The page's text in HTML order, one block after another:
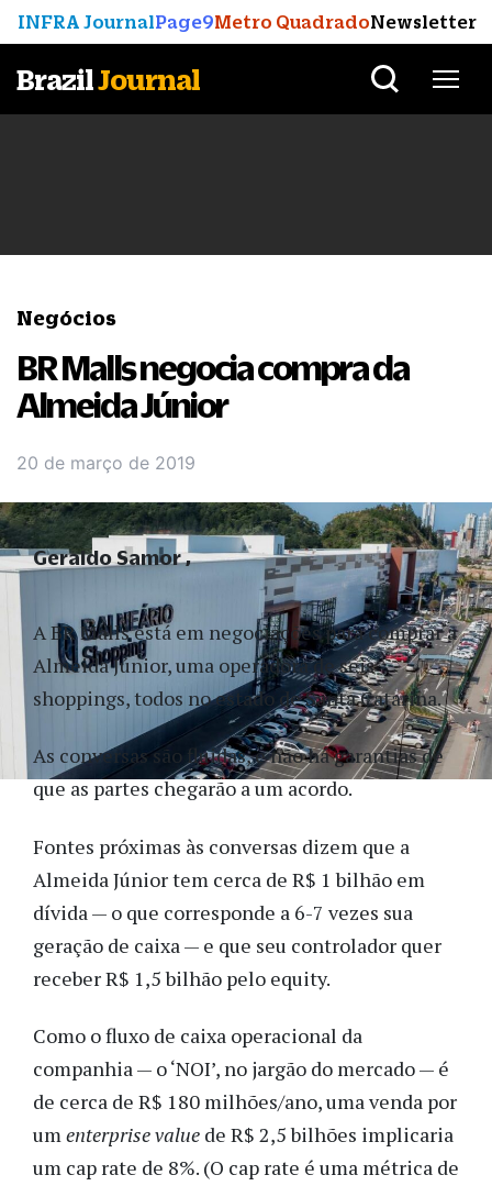
INFRA JournalPage9Metro QuadradoNewsletter
BrazilJournal
Negócios
BR Malls negocia compra da
Almeida Júnior
20 de março de 2019
A BR Malls está em negociações para comprar a
Almeida Júnior, uma operadora de seis
shoppings, todos no estado de Santa Catarina.
As conversas são fluidas, e não há garantias de
que as partes chegarão a um acordo.
Fontes próximas às conversas dizem que a
Almeida Júnior tem cerca de R$ 1 bilhão em
dívida — o que corresponde a 6-7 vezes sua
geração de caixa — e que seu controlador quer
receber R$ 1,5 bilhão pelo equity.
Como o fluxo de caixa operacional da
companhia — o ‘NOI’, no jargão do mercado — é
de cerca de R$ 180 milhões/ano, uma venda por
umenterprise value de R$ 2,5 bilhões implicaria
um cap rate de 8%. (O cap rate é uma métrica de
Geraldo Samor